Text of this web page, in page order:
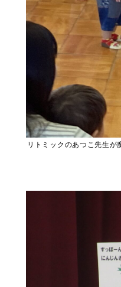
リトミックのあつこ先生が